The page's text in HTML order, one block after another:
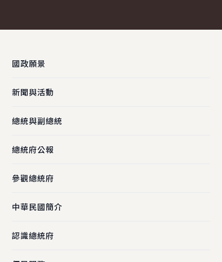
國政願景
新聞與活動
總統與副總統
總統府公報
參觀總統府
中華民國簡介
認識總統府